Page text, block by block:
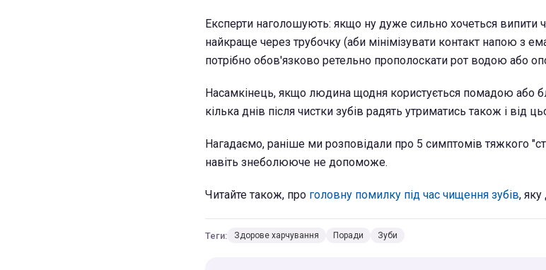
Експерти наголошують: якщо ну дуже сильно хочеться випити
найкраще через трубочку (аби мінімізувати контакт напою з
потрібно обов'язково ретельно прополоскати рот водою або
Насамкінець, якщо людина щодня користується помадою або
кілька днів після чистки зубів радять утриматись також і від
Нагадаємо, раніше ми розповідали про 5 симптомів тяжкого
навіть знеболююче не допоможе.
Читайте також, про головну помилку під час чищення зубів,
Теги: Здорове харчування Поради Зуби